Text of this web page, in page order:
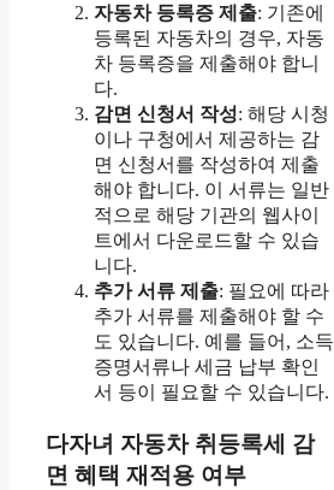
자동차 등록증 제출: 기존에
등록된 자동차의 경우, 자동
차 등록증을 제출해야 합니
다.
감면 신청서 작성: 해당 시청
이나 구청에서 제공하는 감
면 신청서를 작성하여 제출
해야 합니다. 이 서류는 일반
적으로 해당 기관의 웹사이
트에서 다운로드할 수 있습
니다.
추가 서류 제출: 필요에 따라
추가 서류를 제출해야 할 수
도 있습니다. 예를 들어, 소득
증명서류나 세금 납부 확인
서 등이 필요할 수 있습니다.
다자녀 자동차 취등록세 감
면 혜택 재적용 여부